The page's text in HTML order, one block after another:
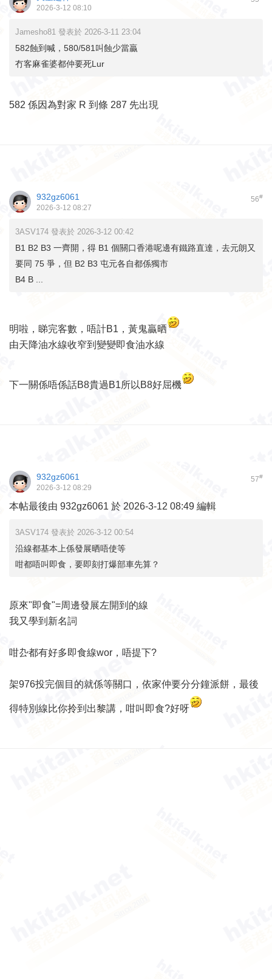
2026-3-12 08:10
Jamesho81 發表於 2026-3-11 23:04
582蝕到喊，580/581叫蝕少當贏
冇客麻雀婆都仲要死Lur
582 係因為對家 R 到條 287 先出現
56#
932gz6061
2026-3-12 08:27
3ASV174 發表於 2026-3-12 00:42
B1 B2 B3 一齊開，得 B1 個關口香港呢邊有鐵路直達，去元朗又
要同 75 爭，但 B2 B3 屯元各自都係獨市
B4 B ...
明啦，睇完客數，唔計B1，黃鬼贏晒
由天降油水線收窄到變變即食油水線
下一關係唔係話B8貴過B1所以B8好屈機
57#
932gz6061
2026-3-12 08:29
本帖最後由 932gz6061 於 2026-3-12 08:49 編輯
3ASV174 發表於 2026-3-12 00:54
沿線都基本上係發展晒唔使等
咁都唔叫即食，要即刻打爆部車先算？
原來"即食"=周邊發展左開到的線
我又學到新名詞
咁厹都有好多即食線wor，唔提下?
架976投完個目的就係等關口，依家仲要分分鐘派餅，最後
得特別線比你拎到出黎講，咁叫即食?好呀